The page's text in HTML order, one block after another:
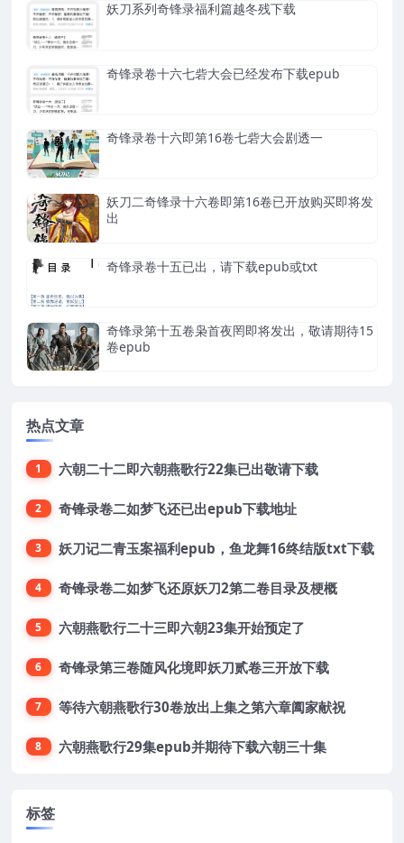
妖刀系列奇锋录福利篇越冬残下载
奇锋录卷十六七砦大会已经发布下载epub
奇锋录卷十六即第16卷七砦大会剧透一
妖刀二奇锋录十六卷即第16卷已开放购买即将发
出
奇锋录卷十五已出，请下载epub或txt
奇锋录第十五卷枭首夜罔即将发出，敬请期待15
卷epub
热点文章
1 六朝二十二即六朝燕歌行22集已出敬请下载
2 奇锋录卷二如梦飞还已出epub下载地址
3 妖刀记二青玉案福利epub，鱼龙舞16终结版txt下载
4 奇锋录卷二如梦飞还原妖刀2第二卷目录及梗概
5 六朝燕歌行二十三即六朝23集开始预定了
6 奇锋录第三卷随风化境即妖刀贰卷三开放下载
7 等待六朝燕歌行30卷放出上集之第六章阖家献祝
8 六朝燕歌行29集epub并期待下载六朝三十集
标签